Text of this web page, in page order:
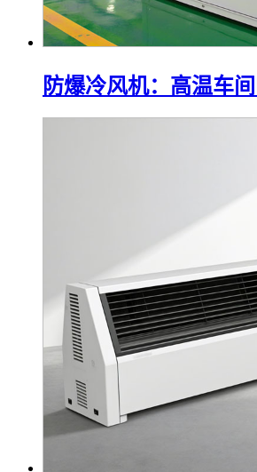
防爆冷风机：高温车